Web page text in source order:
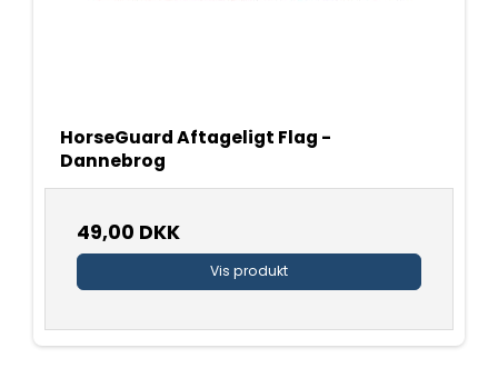
HorseGuard Aftageligt Flag -
Dannebrog
49,00 DKK
Vis produkt